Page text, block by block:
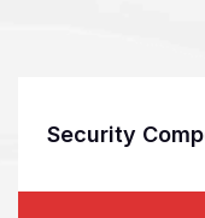
Security